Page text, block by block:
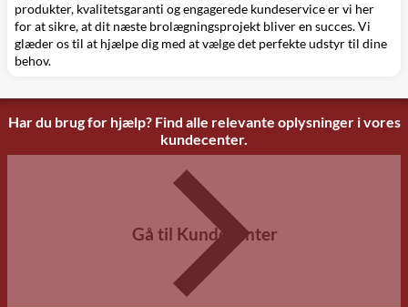
produkter, kvalitetsgaranti og engagerede kundeservice er vi her
for at sikre, at dit næste brolægningsprojekt bliver en succes. Vi
glæder os til at hjælpe dig med at vælge det perfekte udstyr til dine
behov.
Har du brug for hjælp? Find alle relevante oplysninger i vores
kundecenter.
Gå til Kundecenter